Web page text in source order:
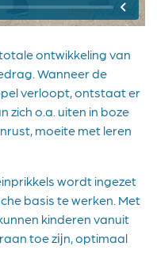
ontwikkeling van
Wanneer de
verloopt, ontstaat er
zich o.a. uiten in boze
moeite met leren
wordt ingezet
basis te werken. Met
kinderen vanuit
toe zĳn, optimaal